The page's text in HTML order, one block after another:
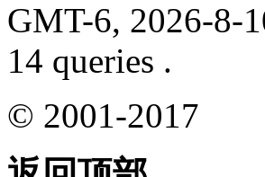
GMT-6, 2026-8-
14 queries .
© 2001-2017